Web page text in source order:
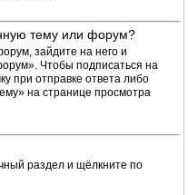
тему или форум?
зайдите на него и
Чтобы подписаться на
при отправке ответа либо
на странице просмотра
раздел и щёлкните по